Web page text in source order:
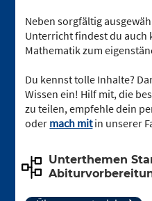
Neben sorgfältig
Unterricht findest du auch
Mathematik zum
Du kennst tolle Inhalte?
Wissen ein! Hilf mit, die
zu teilen, empfehle dein
oder mach mitin unserer
Unterthemen